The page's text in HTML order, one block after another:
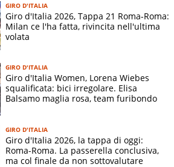
GIRO D'ITALIA
Giro d'Italia 2026, Tappa 21 Roma-Roma:
Milan ce l'ha fatta, rivincita nell'ultima
volata
GIRO D'ITALIA
Giro d'Italia Women, Lorena Wiebes
squalificata: bici irregolare. Elisa
Balsamo maglia rosa, team furibondo
GIRO D'ITALIA
Giro d'Italia 2026, la tappa di oggi:
Roma-Roma. La passerella conclusiva,
ma col finale da non sottovalutare